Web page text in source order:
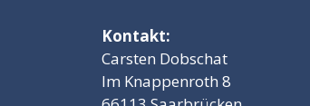
Kontakt:
Carsten Dobschat
Im Knappenroth 8